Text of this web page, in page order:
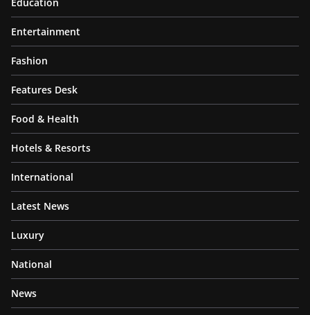
Entertainment
Fashion
Features Desk
Food & Health
Hotels & Resorts
International
Latest News
Luxury
National
News